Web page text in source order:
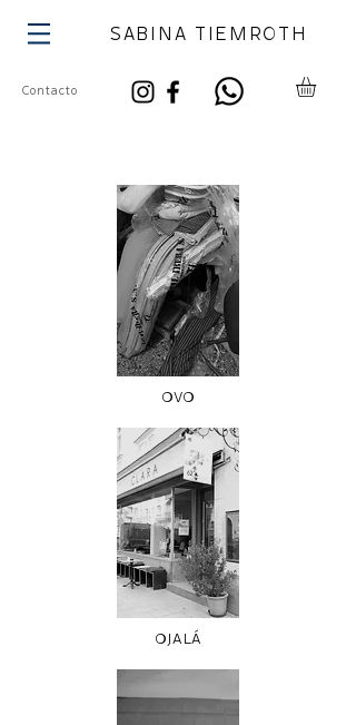
Contacto
SABINA TIEMROTH
OVO
OJALÁ